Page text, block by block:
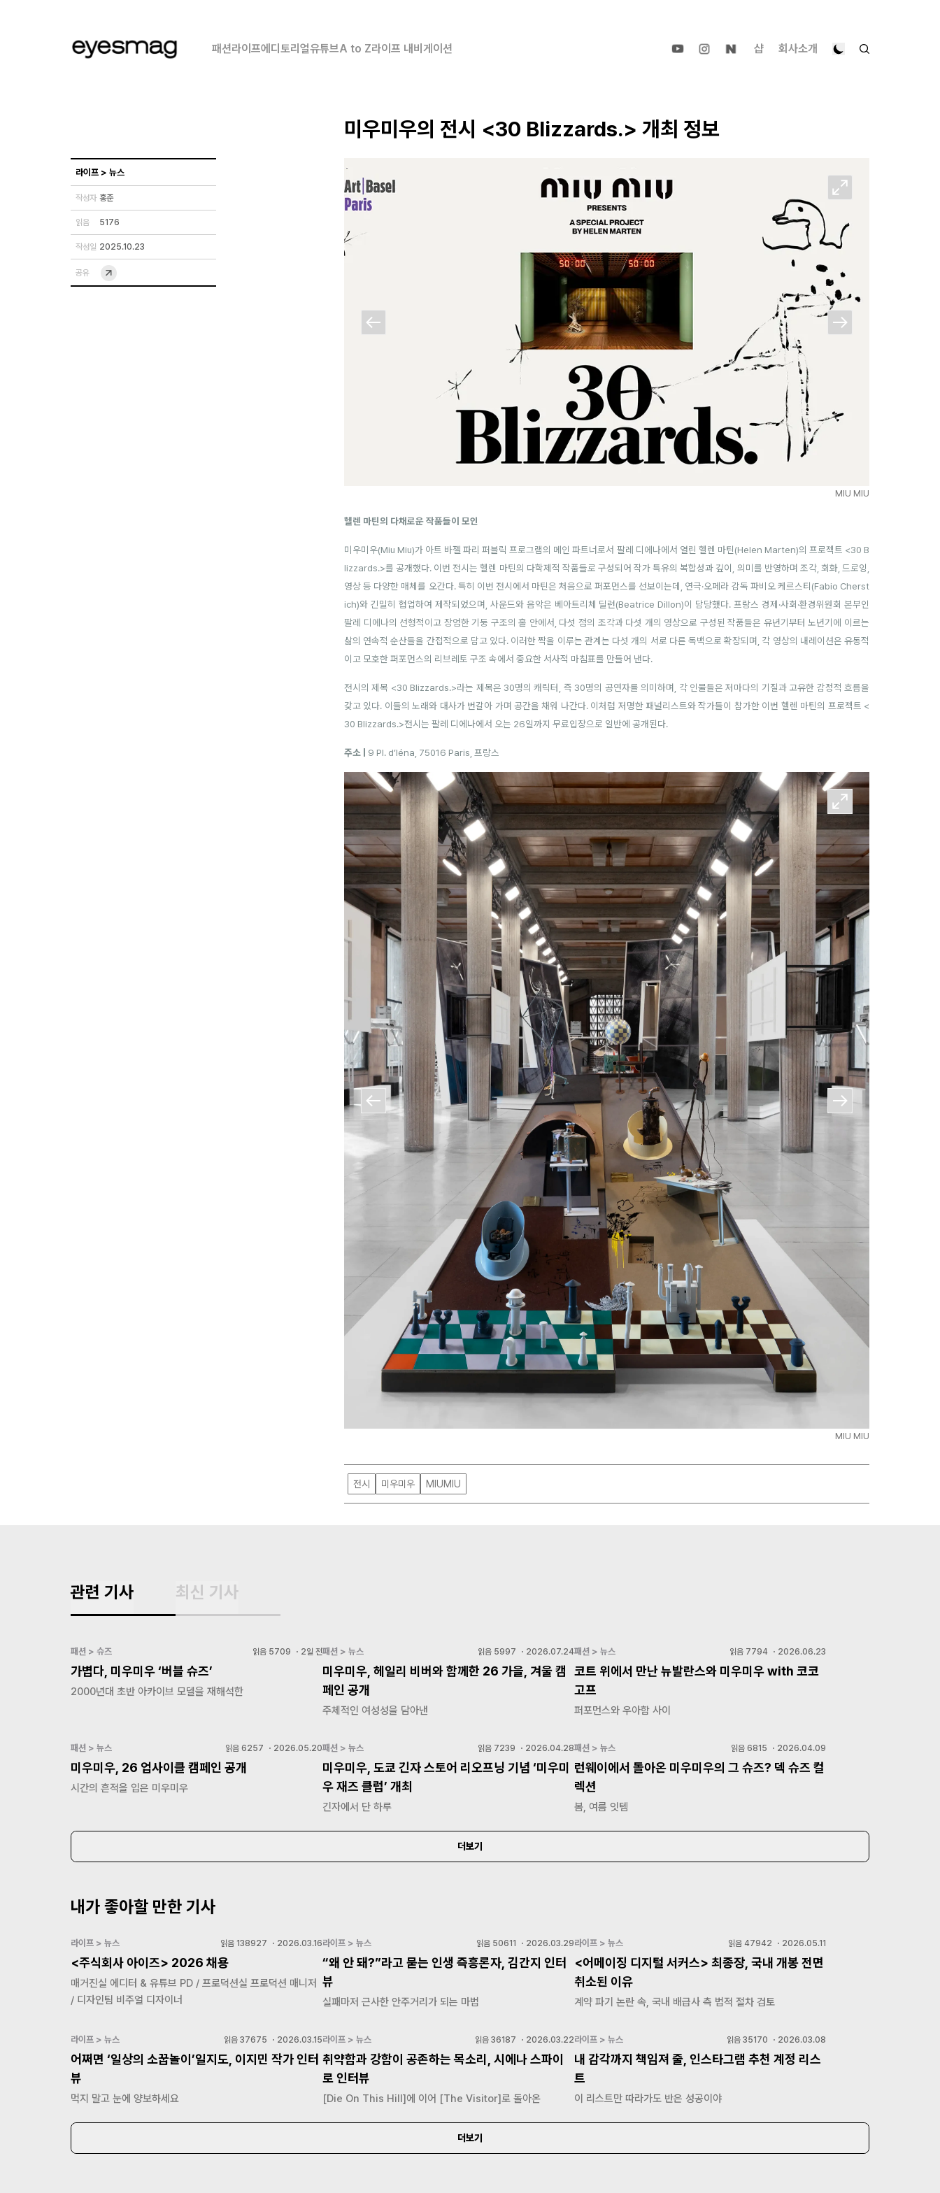
패션라이프에디토리얼유튜브A to Z라이프 내비게이션 샵 회사소개
미우미우의 전시 <30 Blizzards.> 개최 정보
라이프 > 뉴스
작성자 홍준
읽음 5176
작성일 2025.10.23
공유
MIU MIU
헬렌 마틴의 다채로운 작품들이 모인
미우미우(Miu Miu)가 아트 바젤 파리 퍼블릭 프로그램의 메인 파트너로서 팔레 디에나에서 열린 헬렌 마틴(Helen Marten)의 프로젝트 <30 B
lizzards.>를 공개했다. 이번 전시는 헬렌 마틴의 다학제적 작품들로 구성되어 작가 특유의 복합성과 깊이, 의미를 반영하며 조각, 회화, 드로잉,
영상 등 다양한 매체를 오간다. 특히 이번 전시에서 마틴은 처음으로 퍼포먼스를 선보이는데, 연극·오페라 감독 파비오 케르스티(Fabio Cherst
ich)와 긴밀히 협업하여 제작되었으며, 사운드와 음악은 베아트리체 딜런(Beatrice Dillon)이 담당했다. 프랑스 경제·사회·환경위원회 본부인
팔레 디에나의 선형적이고 장엄한 기둥 구조의 홀 안에서, 다섯 점의 조각과 다섯 개의 영상으로 구성된 작품들은 유년기부터 노년기에 이르는
삶의 연속적 순산들을 간접적으로 담고 있다. 이러한 짝을 이루는 관계는 다섯 개의 서로 다른 독백으로 확장되며, 각 영상의 내레이션은 유동적
이고 모호한 퍼포먼스의 리브레토 구조 속에서 중요한 서사적 마침표를 만들어 낸다.
전시의 제목 <30 Blizzards.>라는 제목은 30명의 캐릭터, 즉 30명의 공연자를 의미하며, 각 인물들은 저마다의 기질과 고유한 감정적 흐름을
갖고 있다. 이들의 노래와 대사가 번갈아 가며 공간을 채워 나간다. 이처럼 저명한 패널리스트와 작가들이 참가한 이번 헬렌 마틴의 프로젝트 <
30 Blizzards.>전시는 팔레 디에나에서 오는 26일까지 무료입장으로 일반에 공개된다.
주소 | 9 Pl. d’Iéna, 75016 Paris, 프랑스
MIU MIU
전시 미우미우 MIUMIU
관련 기사 최신 기사
패션 > 슈즈 읽음 5709 ・ 2일 전
가볍다, 미우미우 ‘버블 슈즈’
2000년대 초반 아카이브 모델을 재해석한
패션 > 뉴스 읽음 5997 ・ 2026.07.24
미우미우, 헤일리 비버와 함께한 26 가을, 겨울 캠
페인 공개
주체적인 여성성을 담아낸
패션 > 뉴스 읽음 7794・ 2026.06.23
코트 위에서 만난 뉴발란스와 미우미우 with 코코
고프
퍼포먼스와 우아함 사이
패션 > 뉴스 읽음 6257 ・ 2026.05.20
미우미우, 26 업사이클 캠페인 공개
시간의 흔적을 입은 미우미우
패션 > 뉴스 읽음 7239 ・ 2026.04.28
미우미우, 도쿄 긴자 스토어 리오프닝 기념 ‘미우미
우 재즈 클럽’ 개최
긴자에서 단 하루
패션 > 뉴스 읽음 6815 ・ 2026.04.09
런웨이에서 돌아온 미우미우의 그 슈즈? 덱 슈즈 컬
렉션
봄, 여름 잇템
더보기
내가 좋아할 만한 기사
라이프 > 뉴스 읽음 138927 ・ 2026.03.16
<주식회사 아이즈> 2026 채용
매거진실 에디터 & 유튜브 PD / 프로덕션실 프로덕션 매니저
/ 디자인팀 비주얼 디자이너
라이프 > 뉴스 읽음 50611 ・ 2026.03.29
“왜 안 돼?”라고 묻는 인생 즉흥론자, 김간지 인터
뷰
실패마저 근사한 안주거리가 되는 마법
라이프 > 뉴스 읽음 47942 ・ 2026.05.11
<어메이징 디지털 서커스> 최종장, 국내 개봉 전면
취소된 이유
계약 파기 논란 속, 국내 배급사 측 법적 절차 검토
라이프 > 뉴스 읽음 37675 ・ 2026.03.15
어쩌면 ‘일상의 소꿉놀이’일지도, 이지민 작가 인터
뷰
먹지 말고 눈에 양보하세요
라이프 > 뉴스 읽음 36187 ・ 2026.03.22
취약함과 강함이 공존하는 목소리, 시에나 스파이
로 인터뷰
[Die On This Hill]에 이어 [The Visitor]로 돌아온
라이프 > 뉴스 읽음 35170 ・ 2026.03.08
내 감각까지 책임져 줄, 인스타그램 추천 계정 리스
트
이 리스트만 따라가도 반은 성공이야
더보기